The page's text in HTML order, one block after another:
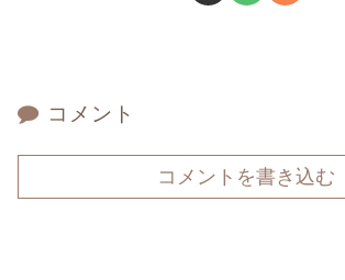
コメント
コメントを書き込む